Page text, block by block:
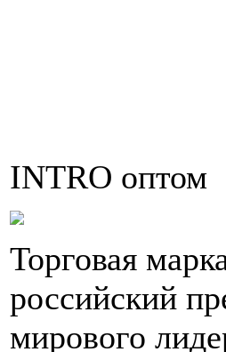
INTRO оптом
Торговая
российский
мирового